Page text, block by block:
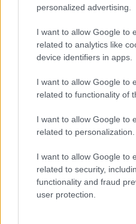
personalized advertising.
I want to allow Google to
related to analytics like
device identifiers in apps.
I want to allow Google to
related to functionality of
I want to allow Google to
related to personalization.
I want to allow Google to
related to security,
functionality and fraud
user protection.
20.02.18. 13:23
Za prvi maj se uputite u